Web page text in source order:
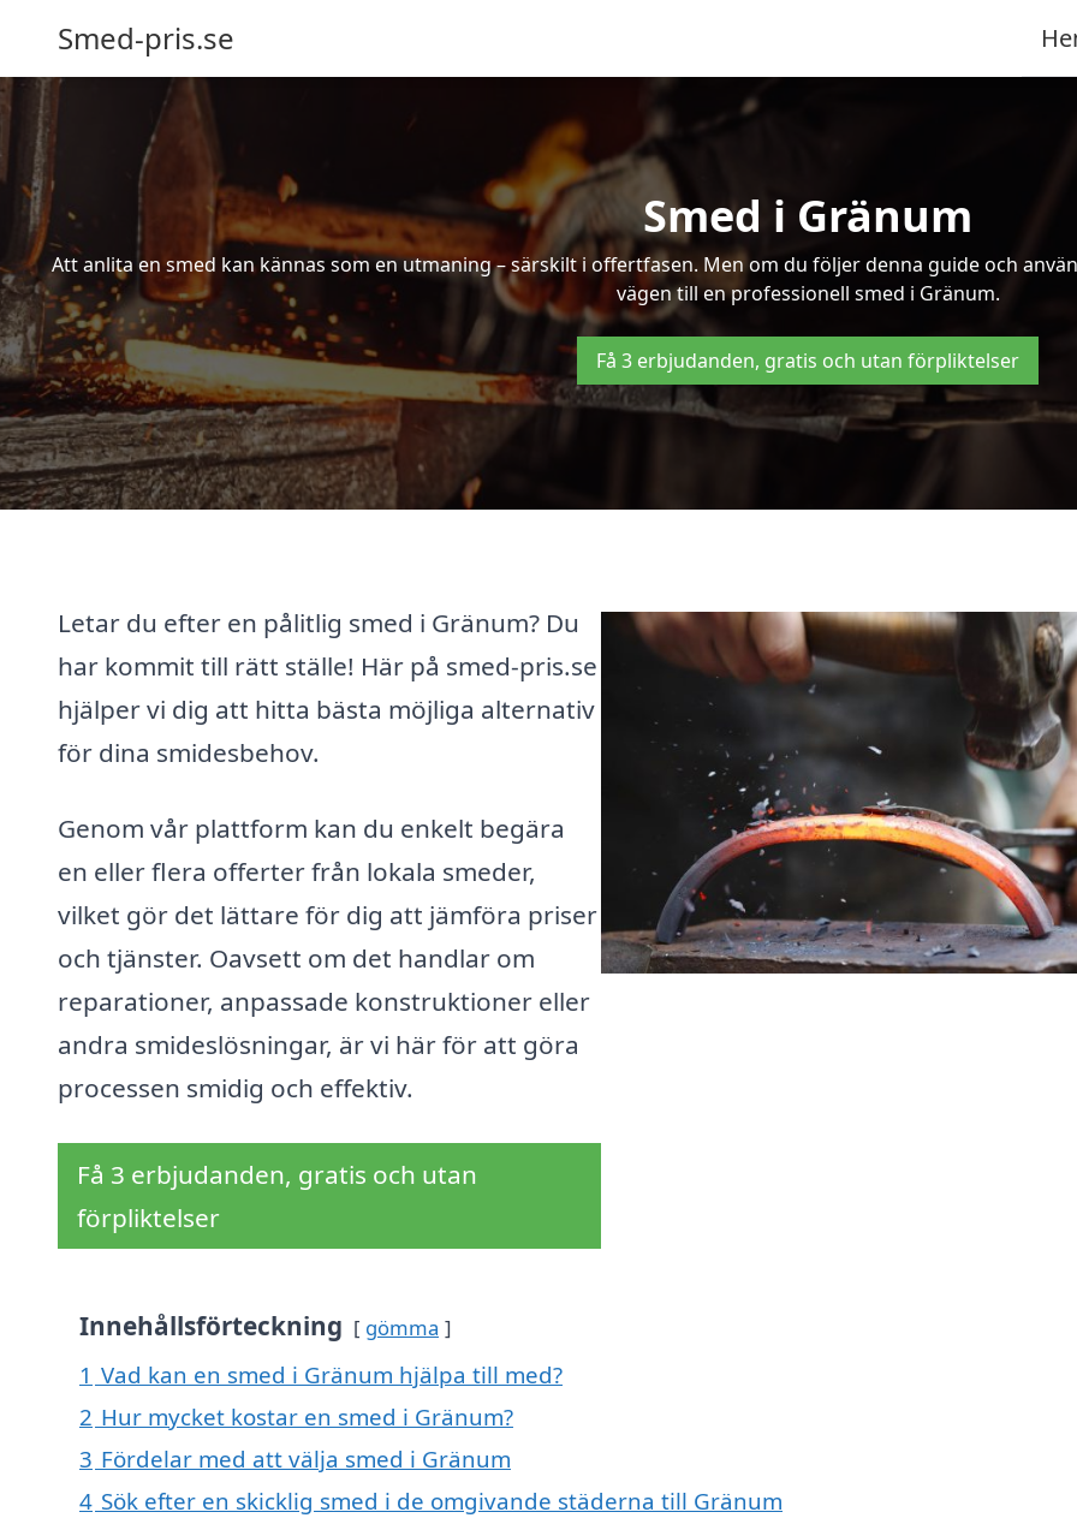
Smed-pris.se
Smed i Gränum
Att anlita en smed kan kännas som en utmaning – särskilt i offertfasen. Men om du följer denna guide och
vägen till en professionell smed i Gränum.
Få 3 erbjudanden, gratis och utan förpliktelser
Letar du efter en pålitlig smed i Gränum? Du
har kommit till rätt ställe! Här på smed-pris.se
hjälper vi dig att hitta bästa möjliga alternativ
för dina smidesbehov.
Genom vår plattform kan du enkelt begära
en eller flera offerter från lokala smeder,
vilket gör det lättare för dig att jämföra priser
och tjänster. Oavsett om det handlar om
reparationer, anpassade konstruktioner eller
andra smideslösningar, är vi här för att göra
processen smidig och effektiv.
Få 3 erbjudanden, gratis och utan
förpliktelser
Innehållsförteckning gömma
1 Vad kan en smed i Gränum hjälpa till med?
2 Hur mycket kostar en smed i Gränum?
3 Fördelar med att välja smed i Gränum
4 Sök efter en skicklig smed i de omgivande städerna till Gränum